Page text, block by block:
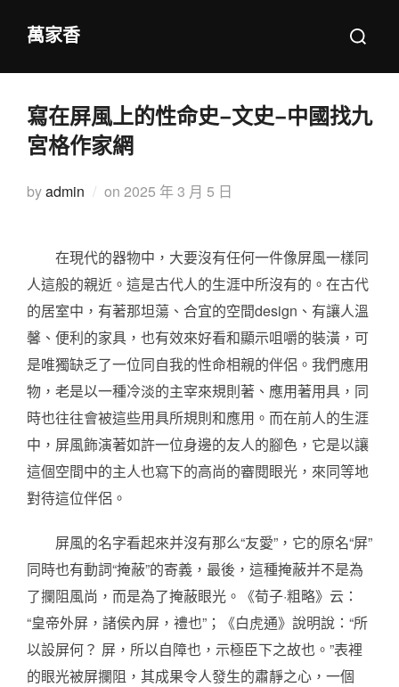
萬家香
Search
寫在屏風上的性命史–文史–中國找九
宮格作家網
byadmin on Posted
2025 年 3 月 5 日
在現代的器物中，大要沒有任何一件像屏風一樣同
人這般的親近。這是古代人的生涯中所沒有的。在古代
的居室中，有著那坦蕩、合宜的空間design、有讓人溫
馨、便利的家具，也有效來好看和顯示咀嚼的裝潢，可
是唯獨缺乏了一位同自我的性命相親的伴侶。我們應用
物，老是以一種冷淡的主宰來規則著、應用著用具，同
時也往往會被這些用具所規則和應用。而在前人的生涯
中，屏風飾演著如許一位身邊的友人的腳色，它是以讓
這個空間中的主人也寫下的高尚的審閱眼光，來同等地
對待這位伴侶。
屏風的名字看起來并沒有那么“友愛”，它的原名“屏”
同時也有動詞“掩蔽”的寄義，最後，這種掩蔽并不是為
了攔阻風尚，而是為了掩蔽眼光。《荀子·粗略》云：
“皇帝外屏，諸侯內屏，禮也”；《白虎通》說明說：“所
以設屏何？ 屏，所以自障也，示極臣下之故也。”表裡
的眼光被屏攔阻，其成果令人發生的肅靜之心，一個